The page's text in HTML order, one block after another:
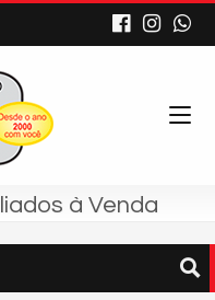
à Venda